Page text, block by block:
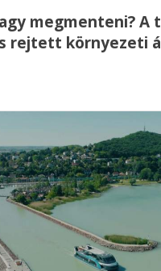
megmenteni? A
rejtett környezeti